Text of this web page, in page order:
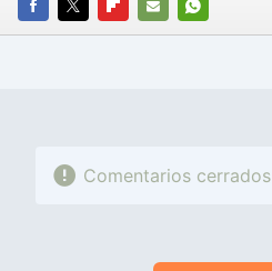
FACEBOOK
TWITTERFLIPBOARD
E-
WHATSAPP
Comentarios cerrados